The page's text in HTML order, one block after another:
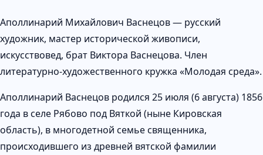
Аполлинарий Михайлович Васнецов — русский
художник, мастер исторической живописи,
искусствовед, брат Виктора Васнецова. Член
литературно-художественного кружка «Молодая среда».
Аполлинарий Васнецов родился 25 июля (6 августа) 1856
года в селе Рябово под Вяткой (ныне Кировская
область), в многодетной семье священника,
происходившего из древней вятской фамилии